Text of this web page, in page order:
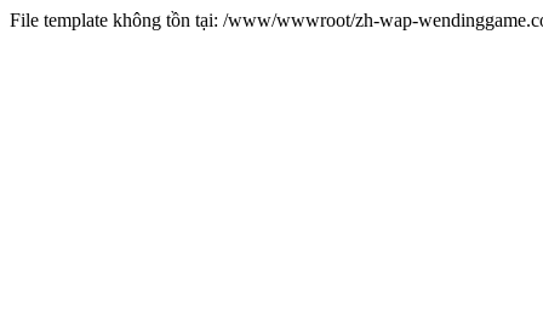
File template không tồn tại: /www/wwwroot/zh-wap-